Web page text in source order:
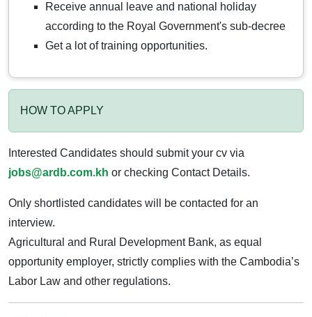
Receive annual leave and national holiday
according to the Royal Government's sub-decree
Get a lot of training opportunities.
HOW TO APPLY
Interested Candidates should submit your cv via
jobs@ardb.com.kh or checking Contact Details.
Only shortlisted candidates will be contacted for an
interview.
Agricultural and Rural Development Bank, as equal
opportunity employer, strictly complies with the Cambodia’s
Labor Law and other regulations.